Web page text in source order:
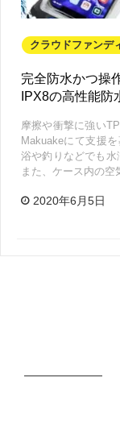
クラウドファンデ
完全防水かつ操
IPX8の高性能防
摩擦や衝撃に強い
Makuakeにて支援
浴や釣りなどでも水
また、ケース内の
2020年6月5日